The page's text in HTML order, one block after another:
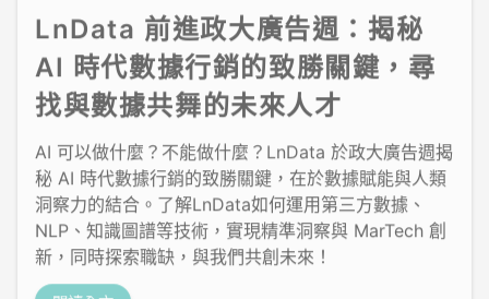
AI 可以做什麼？不能做什麼？LnData 於政大廣告週揭
秘 AI 時代數據行銷的致勝關鍵，在於數據賦能與人類
洞察力的結合。了解LnData如何運用第三方數據、
新，同時探索職缺，與我們共創未來！
閱讀全文